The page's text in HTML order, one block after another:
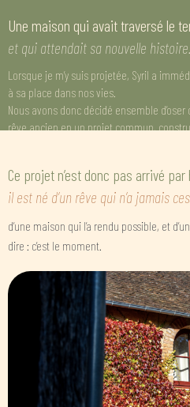
Une maison qui avait traversé le
et qui attendait sa nouvelle
Lorsque je m’y suis projetée, Syril a
à sa place dans nos vies.
Nous avons donc décidé ensemble
rêve ancien en un projet commun,
Ce projet n’est donc pas arrivé par
il est né d’un rêve qui n’a jamais
d’une maison qui l’a rendu possible, et
dire : c’est le moment.